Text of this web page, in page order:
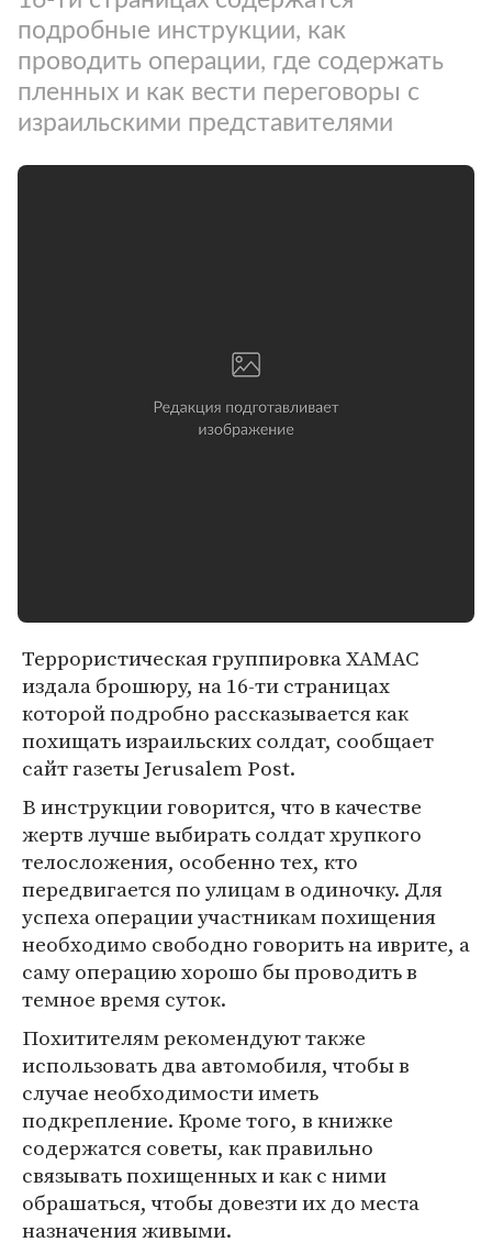
подробные инструкции, как
проводить операции, где содержать
пленных и как вести переговоры с
израильскими представителями
Террористическая группировка ХАМАС
издала брошюру, на 16-ти страницах
которой подробно рассказывается как
похищать израильских солдат, сообщает
сайт газеты Jerusalem Post.
В инструкции говорится, что в качестве
жертв лучше выбирать солдат хрупкого
телосложения, особенно тех, кто
передвигается по улицам в одиночку. Для
успеха операции участникам похищения
необходимо свободно говорить на иврите, а
саму операцию хорошо бы проводить в
темное время суток.
Похитителям рекомендуют также
использовать два автомобиля, чтобы в
случае необходимости иметь
подкрепление. Кроме того, в книжке
содержатся советы, как правильно
связывать похищенных и как с ними
обрашаться, чтобы довезти их до места
назначения живыми.